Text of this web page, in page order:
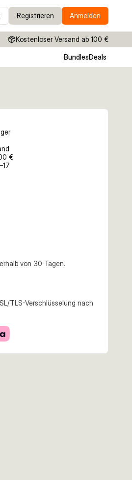
Registrieren Anmelden
Kostenloser Versand ab 100 €
BundlesDeals
€
von 30 Tagen.
TLS-Verschlüsselung nach